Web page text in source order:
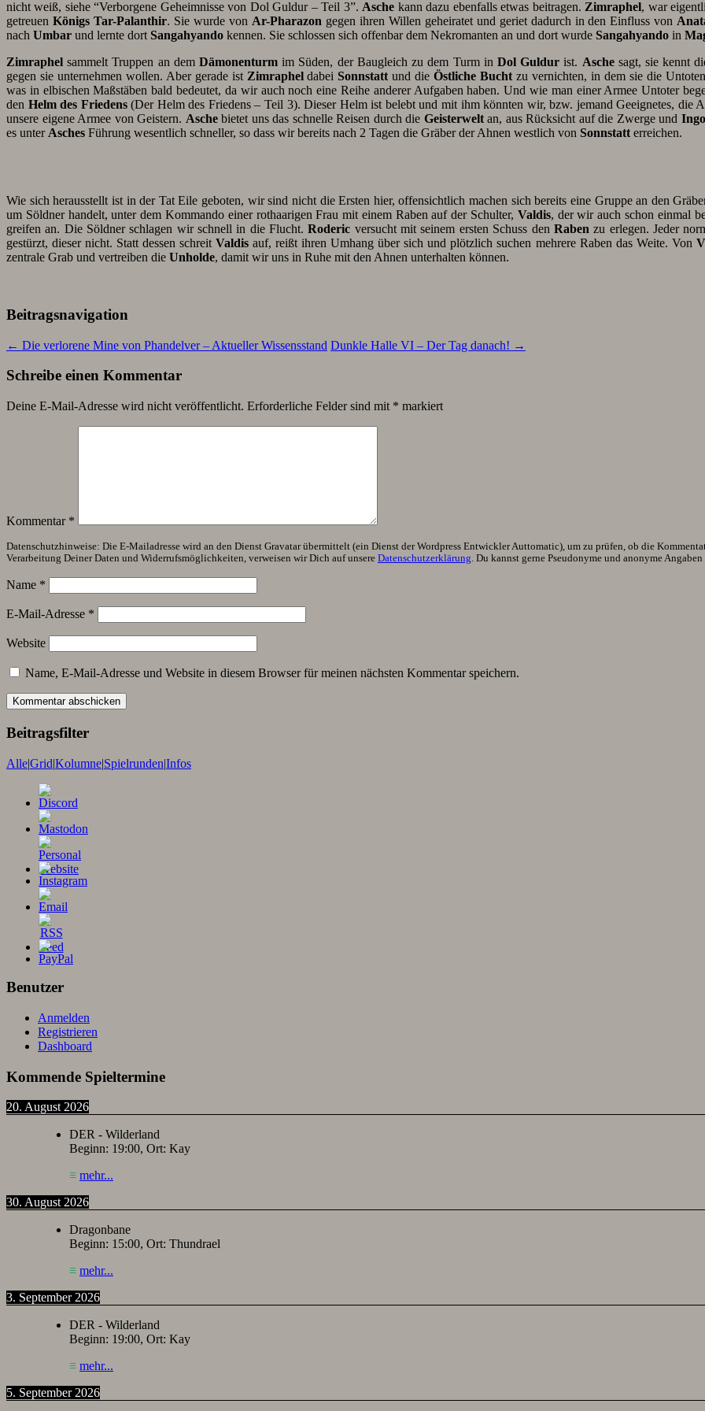
nicht weiß, siehe “Verborgene Geheimnisse von Dol Guldur – Teil 3”. Asche kann dazu ebenfalls etwas beitragen. Zimraphel, war
getreuen Königs Tar-Palanthir. Sie wurde von Ar-Pharazon gegen ihren Willen geheiratet und geriet dadurch in den Einfluss von
nach Umbar und lernte dort Sangahyando kennen. Sie schlossen sich offenbar dem Nekromanten an und dort wurde Sangahyando in
Zimraphel sammelt Truppen an demDämonenturm im Süden, der Baugleich zu dem Turm in Dol Guldur ist. Aschesagt, sie kennt
gegen sie unternehmen wollen. Aber gerade ist ZimrapheldabeiSonnstatt und dieÖstliche Bucht zu vernichten, in dem sie die
was in elbischen Maßstäben bald bedeutet, da wir auch noch eine Reihe anderer Aufgaben haben. Und wie man einer Armee Untoter
den Helm des Friedens(Der Helm des Friedens – Teil 3). Dieser Helm ist belebt und mit ihm könnten wir, bzw. jemand Geeignetes, die
unsere eigene Armee von Geistern. Aschebietet uns das schnelle Reisen durch die Geisterweltan, aus Rücksicht auf die Zwerge und
es unter Asches Führung wesentlich schneller, so dass wir bereits nach 2 Tagen die Gräber der Ahnen westlich von Sonnstatt erreichen.
Wie sich herausstellt ist in der Tat Eile geboten, wir sind nicht die Ersten hier, offensichtlich machen sich bereits eine Gruppe an den
um Söldner handelt, unter dem Kommando einer rothaarigen Frau mit einem Raben auf der Schulter, Valdis, der wir auch schon einmal
greifen an. Die Söldner schlagen wir schnell in die Flucht.Roderic versucht mit seinem ersten Schuss den Raben zu erlegen. Jeder
gestürzt, dieser nicht. Statt dessen schreitValdis auf, reißt ihren Umhang über sich und plötzlich suchen mehrere Raben das Weite. Von
zentrale Grab und vertreiben die Unholde, damit wir uns in Ruhe mit den Ahnen unterhalten können.
Beitragsnavigation
← Die verlorene Mine von Phandelver – Aktueller Wissensstand Dunkle Halle VI – Der Tag danach! →
Schreibe einen Kommentar
Deine E-Mail-Adresse wird nicht veröffentlicht. Erforderliche Felder sind mit * markiert
Kommentar *
Datenschutzhinweise: Die E-Mailadresse wird an den Dienst Gravatar übermittelt (ein Dienst der Wordpress Entwickler Auttomatic), um zu prüfen, ob die
Verarbeitung Deiner Daten und Widerrufsmöglichkeiten, verweisen wir Dich auf unsere Datenschutzerklärung. Du kannst gerne Pseudonyme und anonyme
Name *
E-Mail-Adresse *
Website
Name, E-Mail-Adresse und Website in diesem Browser für meinen nächsten Kommentar speichern.
Beitragsfilter
Alle|Grid|Kolumne|Spielrunden|Infos
Benutzer
Anmelden
Registrieren
Dashboard
Kommende Spieltermine
20. August 2026
DER - Wilderland
Beginn: 19:00, Ort: Kay
≡ mehr...
30. August 2026
Dragonbane
Beginn: 15:00, Ort: Thundrael
≡ mehr...
3. September 2026
DER - Wilderland
Beginn: 19:00, Ort: Kay
≡ mehr...
5. September 2026